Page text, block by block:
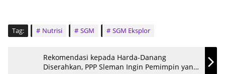
Tag: Nutrisi SGM SGM Eksplor
Rekomendasi kepada Harda-Danang
Diserahkan, PPP Sleman Ingin Pemimpin yang